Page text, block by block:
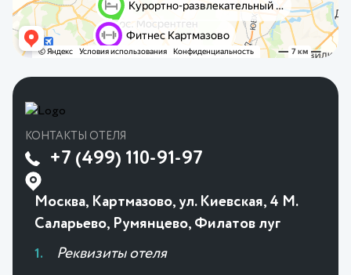
КОНТАКТЫ ОТЕЛЯ
+7 (499) 110-91-97
Москва, Картмазово, ул. Киевская, 4 М.
Саларьево, Румянцево, Филатов луг
Реквизиты отеля